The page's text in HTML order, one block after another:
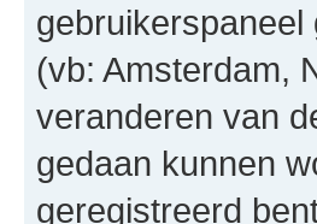
gebruikerspaneel
(vb: Amsterdam,
veranderen van
gedaan kunnen
geregistreerd